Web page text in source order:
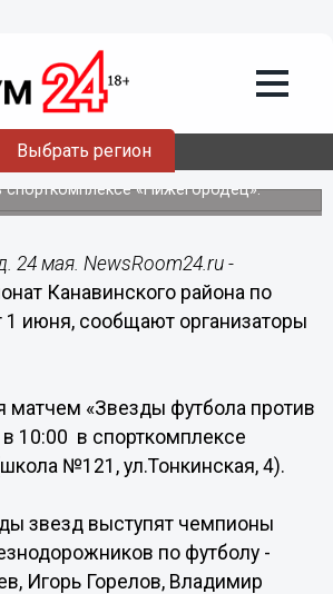
Выбрать регион
Канавинского
стартует 1 июня
матчем «Звезды футбола против
спорткомплексе «Нижегородец».
24 мая. NewsRoom24.ru -
Канавинского района по
1 июня, сообщают организаторы
матчем «Звезды футбола против
10:00 в спорткомплексе
№121, ул.Тонкинская, 4).
звезд выступят чемпионы
по футболу -
Игорь Горелов, Владимир